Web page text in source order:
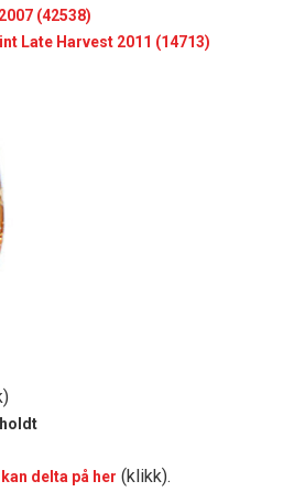
(42538)
Late Harvest 2011 (14713)
delta på her (klikk).